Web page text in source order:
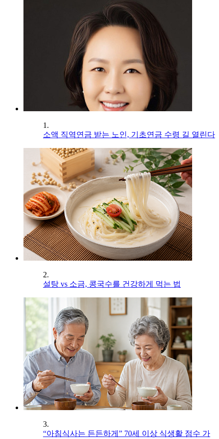
1.
소액 직역연금 받는 노인, 기초연금 수령 길 열린다
2.
설탕 vs 소금, 콩국수를 건강하게 먹는 법
3.
“아침식사는 든든하게” 70세 이상 식생활 점수 가